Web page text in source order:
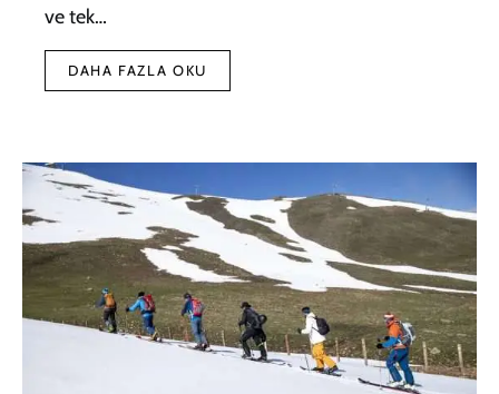
ve tek…
DAHA FAZLA OKU